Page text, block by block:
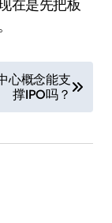
在是先把板
心概念能支
撑IPO吗？